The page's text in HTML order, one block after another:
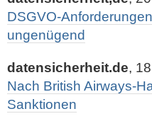
DSGVO-
ungenügend
datensicherheit.de,
Nach British Airways-
Sanktionen